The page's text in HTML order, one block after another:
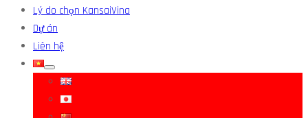
Lý do chọn KansaiVina
Dự án
Liên hệ